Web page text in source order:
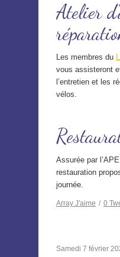
Atelier
Les membres du
vous assisteront
l’entretien et les
vélos.
Assurée par
restauration
journée.
Array J'aime / 0
Samedi 7 février